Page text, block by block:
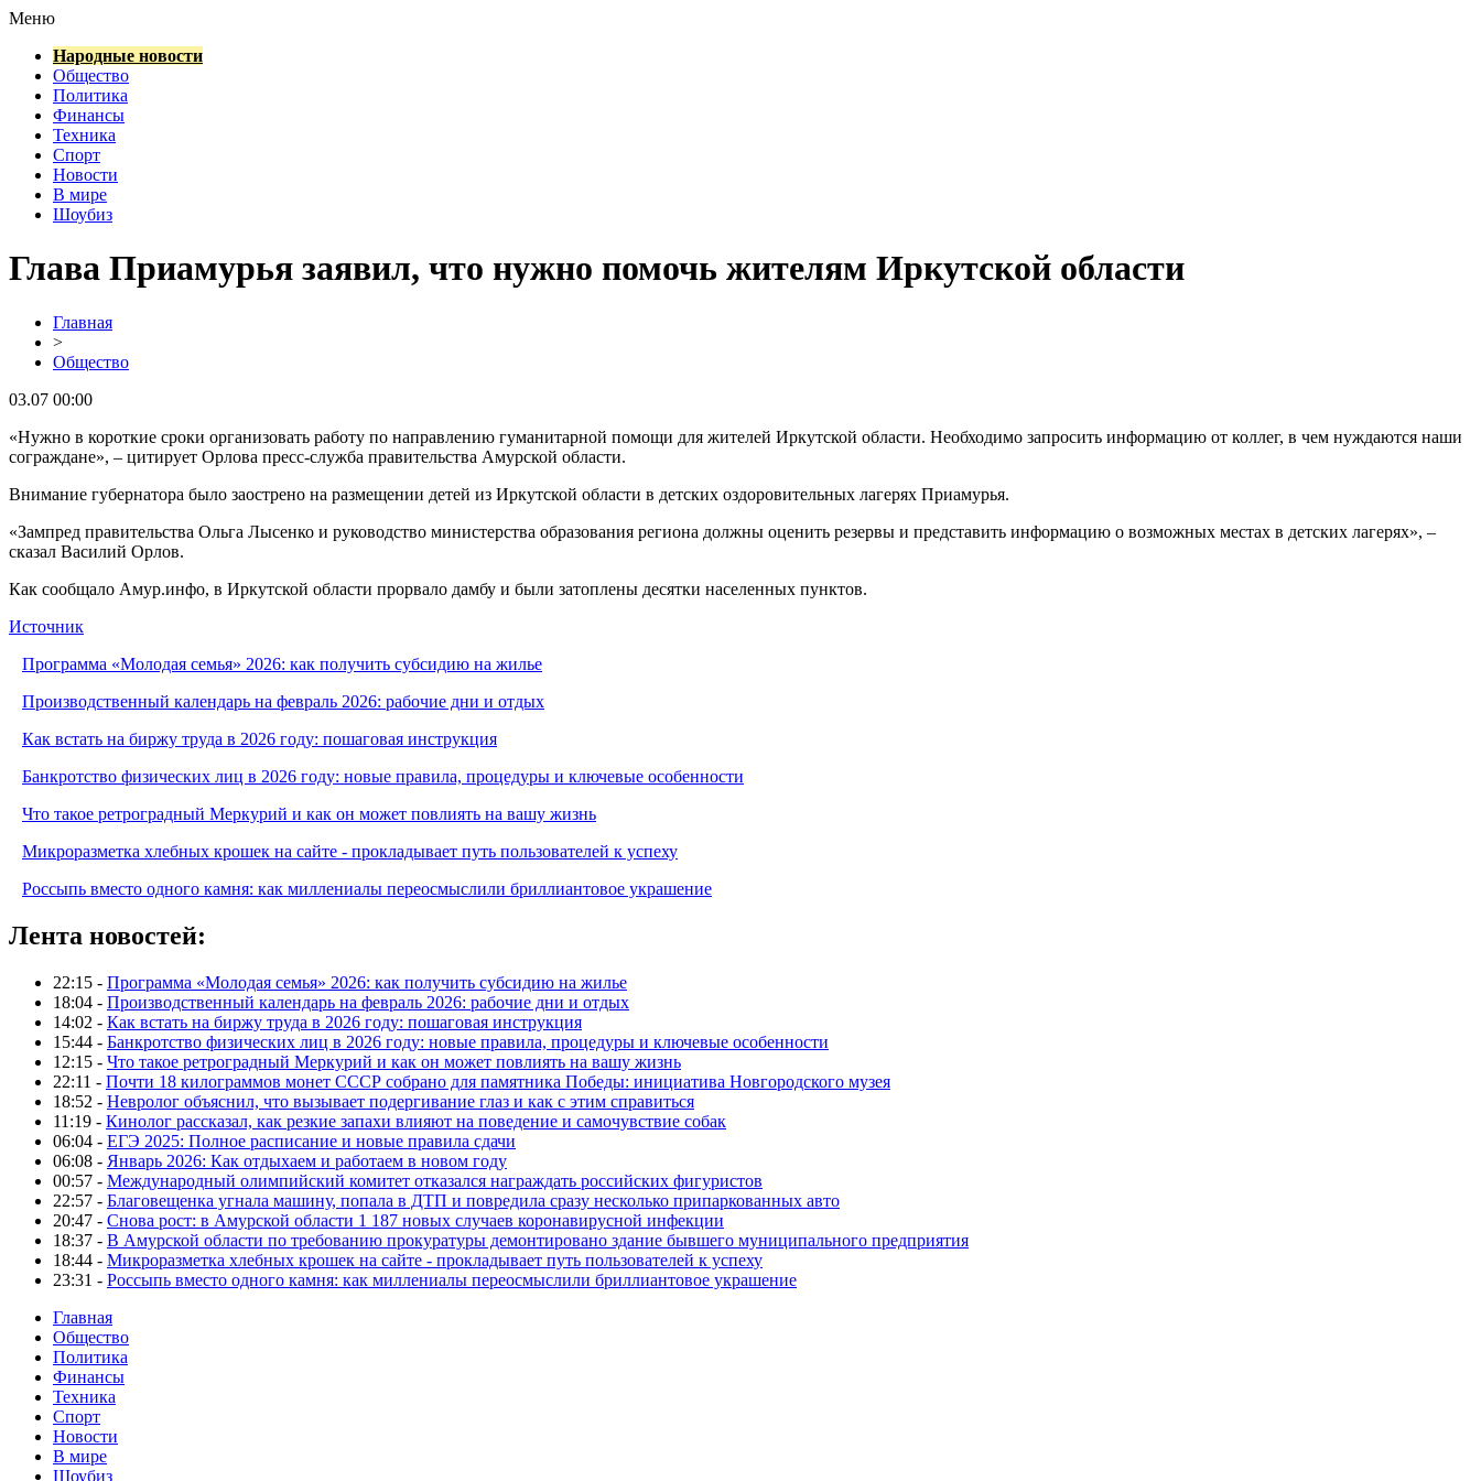
Меню
Народные новости
Общество
Политика
Финансы
Техника
Спорт
Новости
В мире
Шоубиз
Глава Приамурья заявил, что нужно помочь жителям Иркутской области
Главная
>
Общество
03.07 00:00
«Нужно в короткие сроки организовать работу по направлению гуманитарной помощи для жителей Иркутской области. Необходимо запросить информацию от коллег, в чем нуждаются наши
сограждане», – цитирует Орлова пресс-служба правительства Амурской области.
Внимание губернатора было заострено на размещении детей из Иркутской области в детских оздоровительных лагерях Приамурья.
«Зампред правительства Ольга Лысенко и руководство министерства образования региона должны оценить резервы и представить информацию о возможных местах в детских лагерях», –
сказал Василий Орлов.
Как сообщало Амур.инфо, в Иркутской области прорвало дамбу и были затоплены десятки населенных пунктов.
Источник
Программа «Молодая семья» 2026: как получить субсидию на жилье
Производственный календарь на февраль 2026: рабочие дни и отдых
Как встать на биржу труда в 2026 году: пошаговая инструкция
Банкротство физических лиц в 2026 году: новые правила, процедуры и ключевые особенности
Что такое ретроградный Меркурий и как он может повлиять на вашу жизнь
Микроразметка хлебных крошек на сайте - прокладывает путь пользователей к успеху
Россыпь вместо одного камня: как миллениалы переосмыслили бриллиантовое украшение
Лента новостей:
22:15 - Программа «Молодая семья» 2026: как получить субсидию на жилье
18:04 - Производственный календарь на февраль 2026: рабочие дни и отдых
14:02 - Как встать на биржу труда в 2026 году: пошаговая инструкция
15:44 - Банкротство физических лиц в 2026 году: новые правила, процедуры и ключевые особенности
12:15 - Что такое ретроградный Меркурий и как он может повлиять на вашу жизнь
22:11 - Почти 18 килограммов монет СССР собрано для памятника Победы: инициатива Новгородского музея
18:52 - Невролог объяснил, что вызывает подергивание глаз и как с этим справиться
11:19 - Кинолог рассказал, как резкие запахи влияют на поведение и самочувствие собак
06:04 - ЕГЭ 2025: Полное расписание и новые правила сдачи
06:08 - Январь 2026: Как отдыхаем и работаем в новом году
00:57 - Международный олимпийский комитет отказался награждать российских фигуристов
22:57 - Благовещенка угнала машину, попала в ДТП и повредила сразу несколько припаркованных авто
20:47 - Снова рост: в Амурской области 1 187 новых случаев коронавирусной инфекции
18:37 - В Амурской области по требованию прокуратуры демонтировано здание бывшего муниципального предприятия
18:44 - Микроразметка хлебных крошек на сайте - прокладывает путь пользователей к успеху
23:31 - Россыпь вместо одного камня: как миллениалы переосмыслили бриллиантовое украшение
Главная
Общество
Политика
Финансы
Техника
Спорт
Новости
В мире
Шоубиз